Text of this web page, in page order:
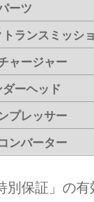
ーツ
ランスミッシ
ャージャー
ダーヘッド
プレッサー
ンバーター
別保証」の有